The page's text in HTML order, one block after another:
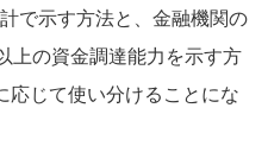
で示す方法と、金融機関の
上の資金調達能力を示す方
応じて使い分けることにな